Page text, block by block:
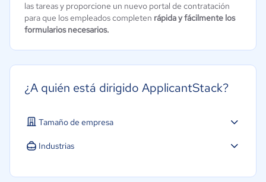
las tareas y proporcione un nuevo portal de contratación
para que los empleados completen rápida y fácilmente los
formularios necesarios.
¿A quién está dirigido ApplicantStack?
Tamaño de empresa
Industrias